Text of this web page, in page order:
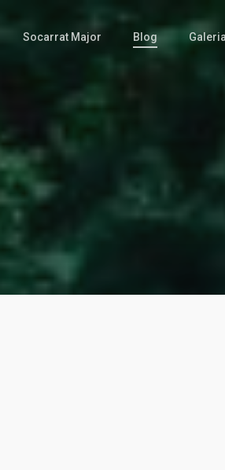
Socarrat Major Blog